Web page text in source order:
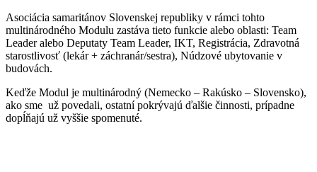
Asociácia samaritánov Slovenskej republiky v rámci tohto
multinárodného Modulu zastáva tieto funkcie alebo oblasti: Team
Leader alebo Deputaty Team Leader, IKT, Registrácia, Zdravotná
starostlivosť (lekár + záchranár/sestra), Núdzové ubytovanie v
budovách.
Keďže Modul je multinárodný (Nemecko – Rakúsko – Slovensko),
ako sme už povedali, ostatní pokrývajú ďalšie činnosti, prípadne
dopĺňajú už vyššie spomenuté.